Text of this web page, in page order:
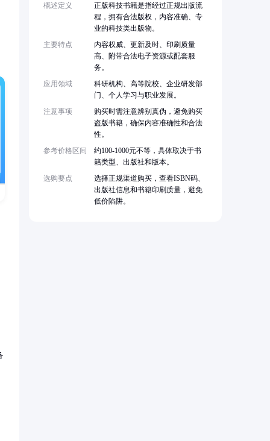
概述定义
正版科技书籍是指经过正规出版流
程，拥有合法版权，内容准确、专
业的科技类出版物。
主要特点
内容权威、更新及时、印刷质量
高、附带合法电子资源或配套服
务。
应用领域
科研机构、高等院校、企业研发部
门、个人学习与职业发展。
注意事项
购买时需注意辨别真伪，避免购买
盗版书籍，确保内容准确性和合法
性。
参考价格区间
约100-1000元不等，具体取决于书
籍类型、出版社和版本。
选购要点
选择正规渠道购买，查看ISBN码、
出版社信息和书籍印刷质量，避免
低价陷阱。